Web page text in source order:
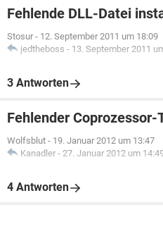
Fehlende DLL-Datei
Stosur - 12. September 2011 um 18:09
jedtheboss - 13. September 2011
3 Antworten
Fehlender Coprozessor-
Wolfsblut - 19. Januar 2012 um 13:47
Kanadler - 27. Januar 2012 um
4 Antworten